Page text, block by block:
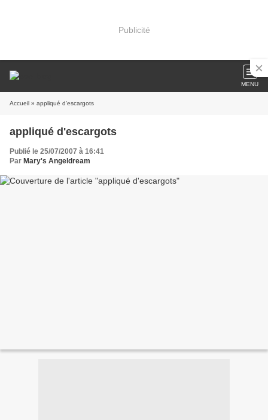
Publicité
MENU
Accueil » appliqué d'escargots
appliqué d'escargots
Publié le 25/07/2007 à 16:41
Par Mary's Angeldream